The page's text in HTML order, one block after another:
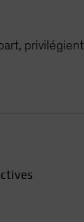
privilégient